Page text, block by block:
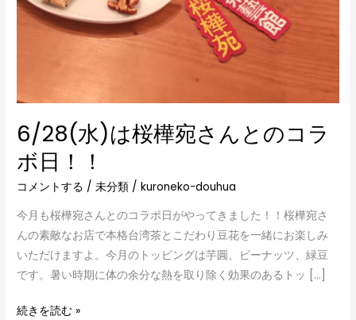
6/28(水)は桜樺宛さんとのコラ
ボ日！！
コメントする /未分類 /kuroneko-douhua
今月も桜樺宛さんとのコラボ日がやってきました！！桜樺宛さ
んの素敵なお店で本格台湾茶とこだわり豆花を一緒にお楽しみ
いただけますよ。今月のトッピングは芋圓、ピーナッツ、緑豆
です。暑い時期に体の余分な熱を取り除く効果のあるトッ […]
続きを読む »